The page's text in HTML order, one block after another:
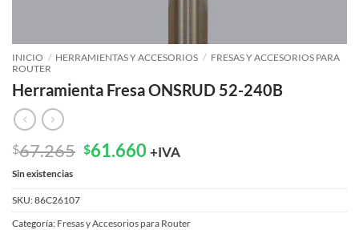
INICIO / HERRAMIENTAS Y ACCESORIOS / FRESAS Y ACCESORIOS PARA
ROUTER
Herramienta Fresa ONSRUD 52-240B
$67.265 El
original
$67.265.
$61.660El
actual
$61.660.
+IVA
Sin existencias
SKU:86C26107
Categoría: Fresas y Accesorios para Router